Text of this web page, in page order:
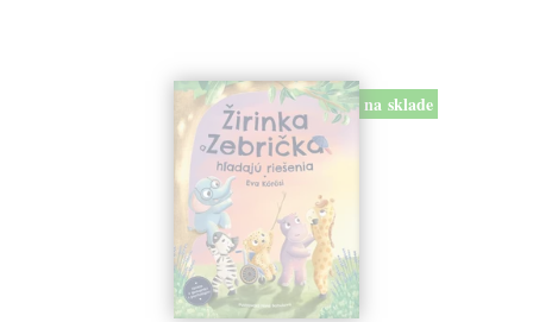
na sklade